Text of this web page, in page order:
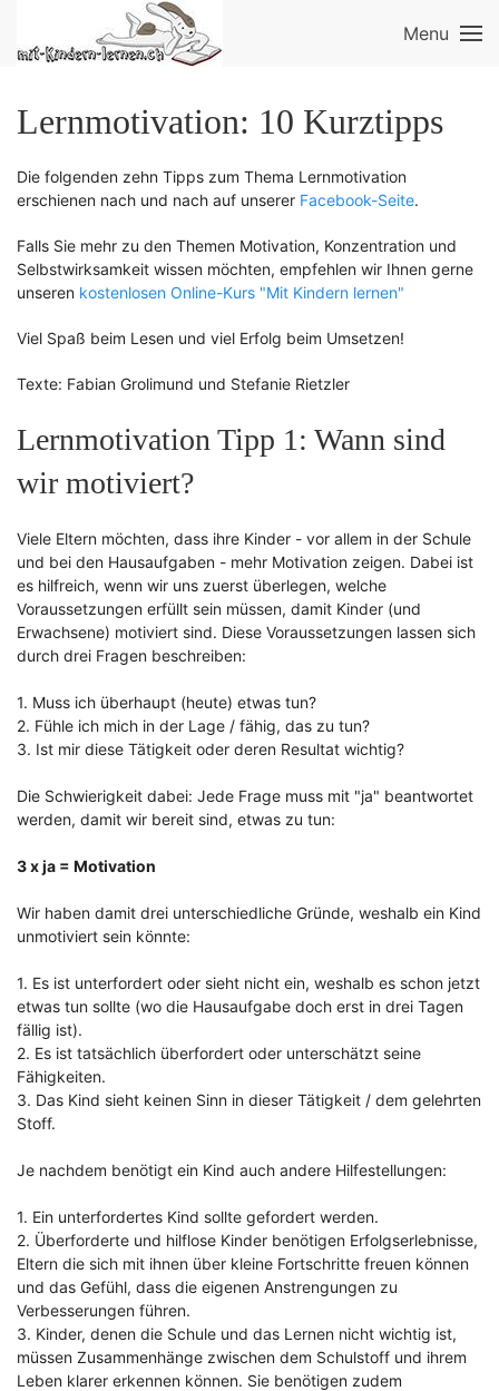
Menu
Lernmotivation: 10 Kurztipps
Die folgenden zehn Tipps zum Thema Lernmotivation
erschienen nach und nach auf unserer Facebook-Seite.
Falls Sie mehr zu den Themen Motivation, Konzentration und
Selbstwirksamkeit wissen möchten, empfehlen wir Ihnen gerne
unseren kostenlosen Online-Kurs "Mit Kindern lernen"
Viel Spaß beim Lesen und viel Erfolg beim Umsetzen!
Texte: Fabian Grolimund und Stefanie Rietzler
Lernmotivation Tipp 1: Wann sind
wir motiviert?
Viele Eltern möchten, dass ihre Kinder - vor allem in der Schule
und bei den Hausaufgaben - mehr Motivation zeigen. Dabei ist
es hilfreich, wenn wir uns zuerst überlegen, welche
Voraussetzungen erfüllt sein müssen, damit Kinder (und
Erwachsene) motiviert sind. Diese Voraussetzungen lassen sich
durch drei Fragen beschreiben:
1. Muss ich überhaupt (heute) etwas tun?
2. Fühle ich mich in der Lage / fähig, das zu tun?
3. Ist mir diese Tätigkeit oder deren Resultat wichtig?
Die Schwierigkeit dabei: Jede Frage muss mit "ja" beantwortet
werden, damit wir bereit sind, etwas zu tun:
3 x ja = Motivation
Wir haben damit drei unterschiedliche Gründe, weshalb ein Kind
unmotiviert sein könnte:
1. Es ist unterfordert oder sieht nicht ein, weshalb es schon jetzt
etwas tun sollte (wo die Hausaufgabe doch erst in drei Tagen
fällig ist).
2. Es ist tatsächlich überfordert oder unterschätzt seine
Fähigkeiten.
3. Das Kind sieht keinen Sinn in dieser Tätigkeit / dem gelehrten
Stoff.
Je nachdem benötigt ein Kind auch andere Hilfestellungen:
1. Ein unterfordertes Kind sollte gefordert werden.
2. Überforderte und hilflose Kinder benötigen Erfolgserlebnisse,
Eltern die sich mit ihnen über kleine Fortschritte freuen können
und das Gefühl, dass die eigenen Anstrengungen zu
Verbesserungen führen.
3. Kinder, denen die Schule und das Lernen nicht wichtig ist,
müssen Zusammenhänge zwischen dem Schulstoff und ihrem
Leben klarer erkennen können. Sie benötigen zudem